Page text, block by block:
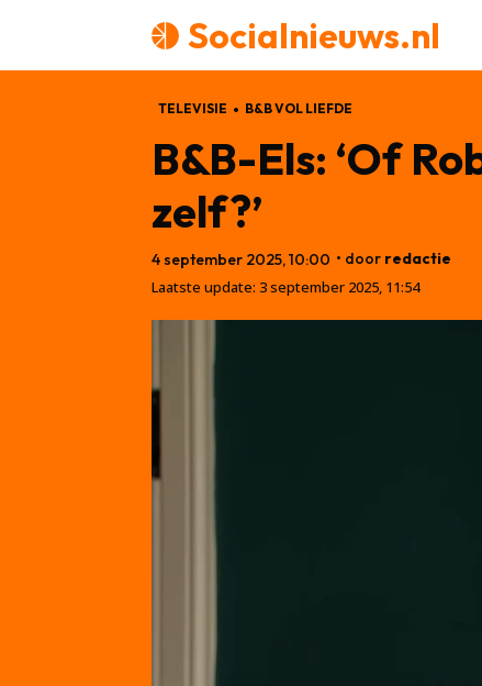
Socialnieuws.nl
TELEVISIE B&B VOL LIEFDE
B&B-Els: ‘Of
zelf?’
4 september 2025, 10:00 • door redactie
Laatste update: 3 september 2025, 11:54